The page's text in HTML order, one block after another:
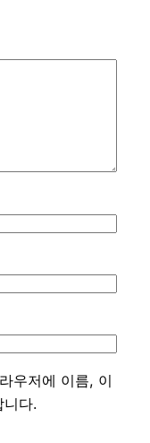
우저에 이름, 이
다.